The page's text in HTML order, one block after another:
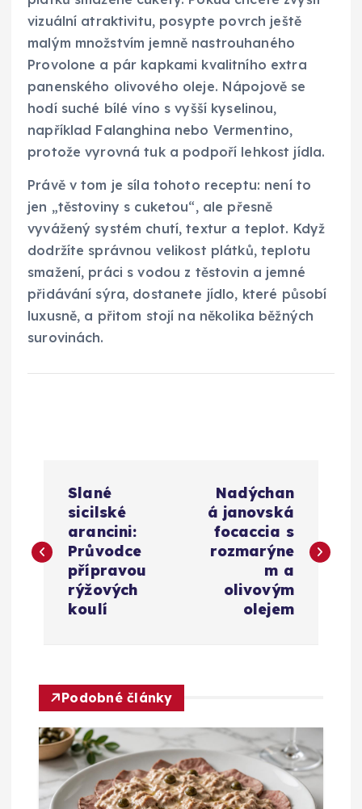
vizuální atraktivitu, posypte povrch ještě
malým množstvím jemně nastrouhaného
Provolone a pár kapkami kvalitního extra
panenského olivového oleje. Nápojově se
hodí suché bílé víno s vyšší kyselinou,
například Falanghina nebo Vermentino,
protože vyrovná tuk a podpoří lehkost jídla.
Právě v tom je síla tohoto receptu: není to
jen „těstoviny s cuketou“, ale přesně
vyvážený systém chutí, textur a teplot. Když
dodržíte správnou velikost plátků, teplotu
smažení, práci s vodou z těstovin a jemné
přidávání sýra, dostanete jídlo, které působí
luxusně, a přitom stojí na několika běžných
surovinách.
v
a
c
e
p
Slané
sicilské
arancini:
Průvodce
přípravou
rýžových
koulí
Nadýchan
á janovská
focaccia s
rozmarýne
m a
olivovým
olejem
Podobné články